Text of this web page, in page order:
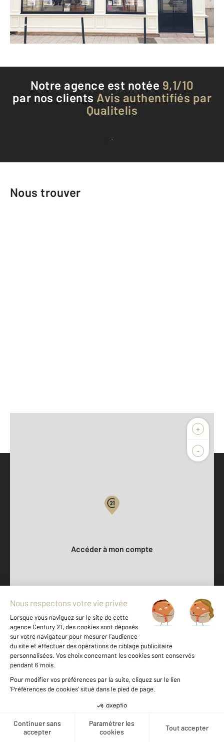
Créer une alerte
Envoyer un message
Téléphoner à l'agence
Notre agence est notée 9,1/10
par nos clients Avis authentifiés par
Qualitelis
Voir tous les avis clients
Nous trouver
+
-
Accéder à mon compte
Votre agence est notée
Achat
Vente
9,1/10